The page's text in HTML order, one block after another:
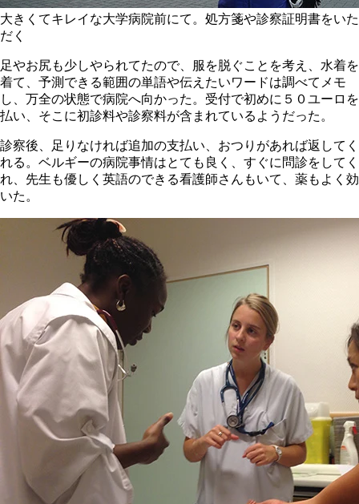
大きくてキレイな大学病院前にて。処方箋や診察証明書をいた
だく
足やお尻も少しやられてたので、服を脱ぐことを考え、水着を
着て、予測できる範囲の単語や伝えたいワードは調べてメモ
し、万全の状態で病院へ向かった。受付で初めに５０ユーロを
払い、そこに初診料や診察料が含まれているようだった。
診察後、足りなければ追加の支払い、おつりがあれば返してく
れる。ベルギーの病院事情はとても良く、すぐに問診をしてく
れ、先生も優しく英語のできる看護師さんもいて、薬もよく効
いた。